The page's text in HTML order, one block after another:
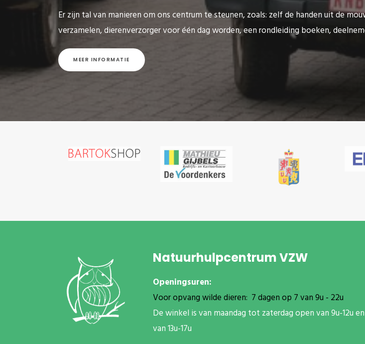
Er zijn tal van manieren om ons centrum te steunen, zoals: zelf de handen uit de
verzamelen, dierenverzorger voor één dag worden, een rondleiding boeken,
MEER INFORMATIE
Natuurhulpcentrum VZW
Openingsuren:
Voor opvang wilde dieren: 7 dagen op 7 van 9u - 22u
De winkel is van maandag tot zaterdag open van 9u-12u en
van 13u-17u